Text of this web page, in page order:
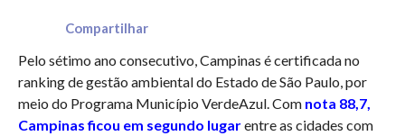
Compartilhar
Pelo sétimo ano consecutivo, Campinas é certificada no
ranking de gestão ambiental do Estado de São Paulo, por
meio do Programa Município VerdeAzul. Com nota 88,7,
Campinas ficou em segundo lugarentre as cidades com